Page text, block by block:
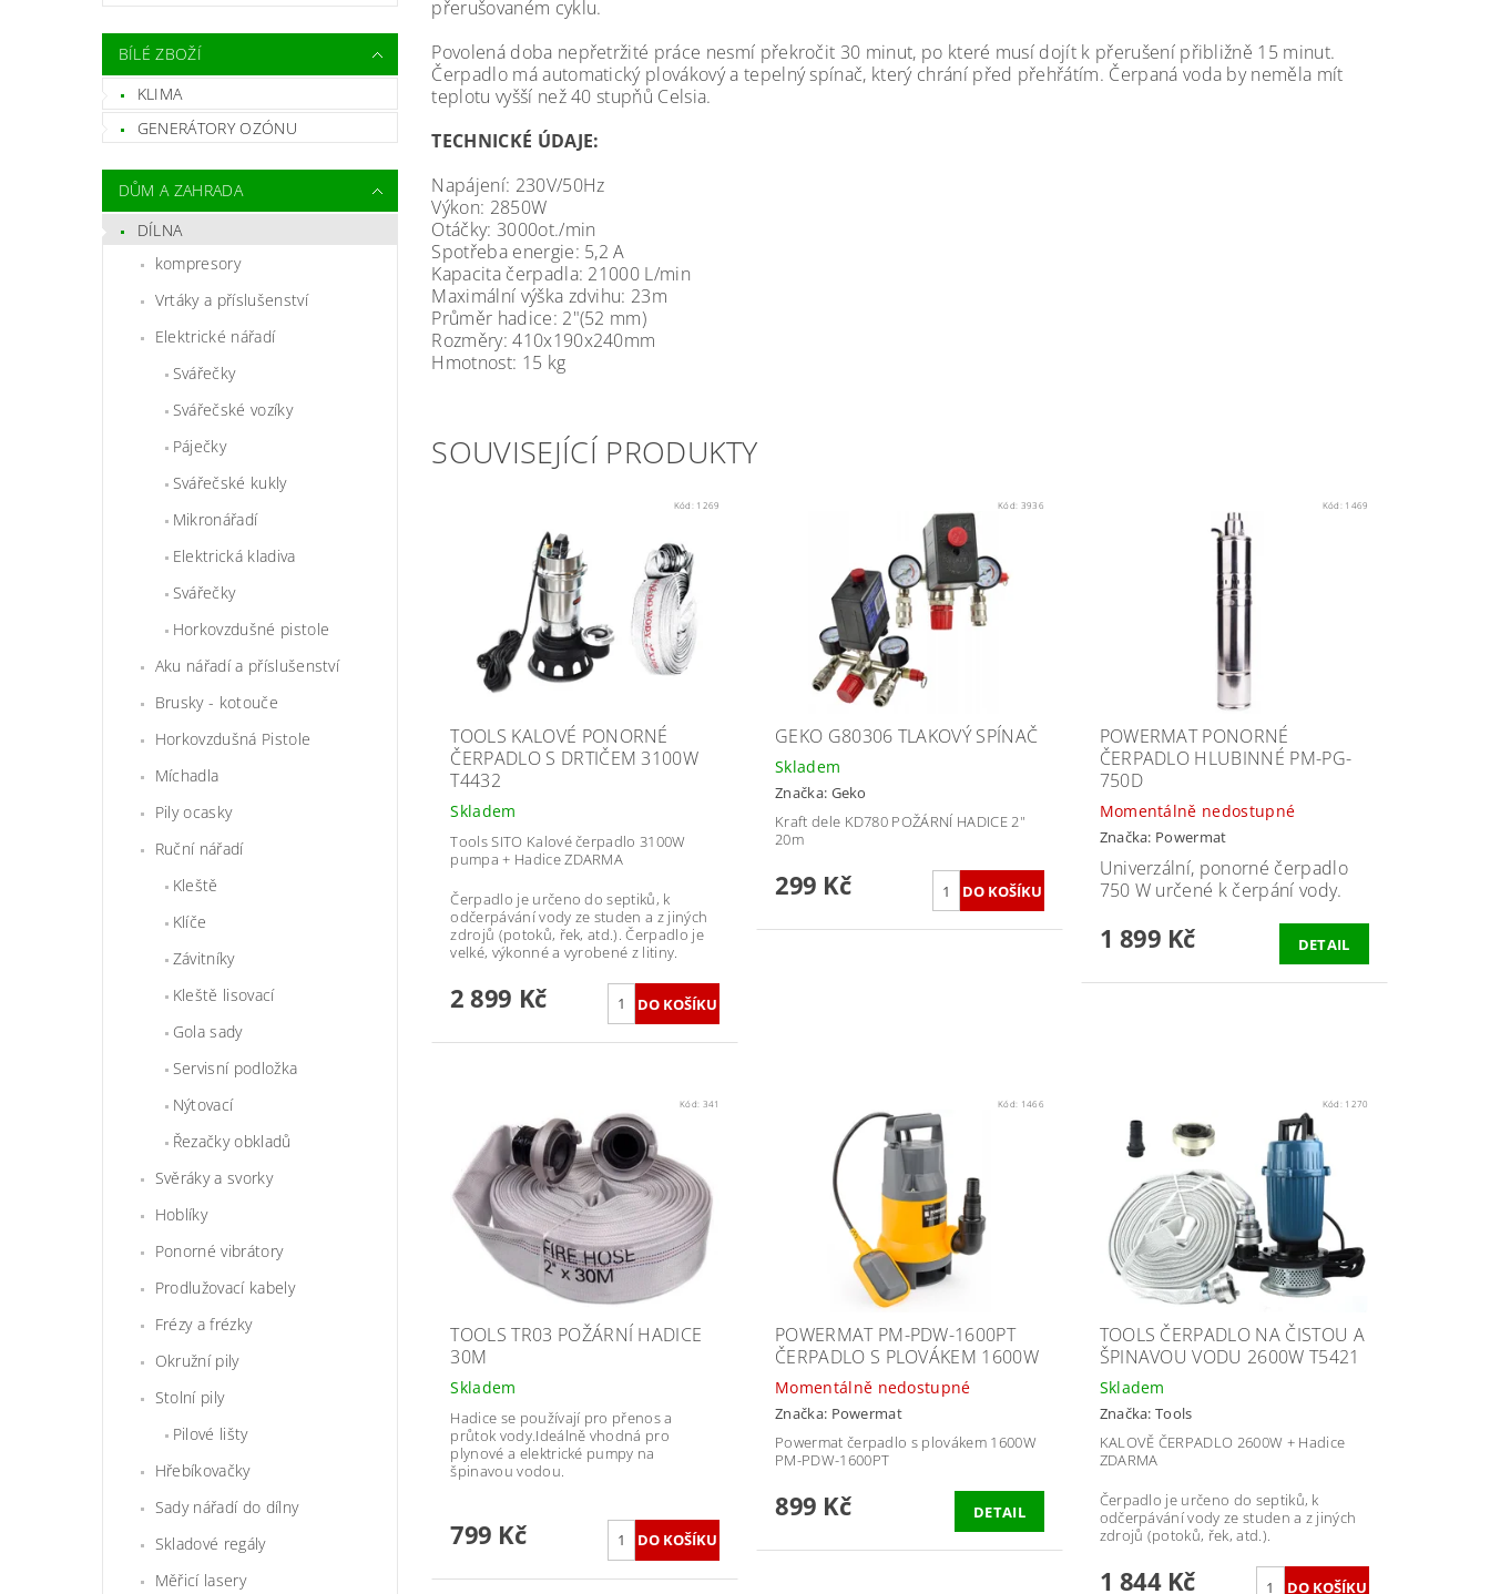
BÍLÉ ZBOŽÍ
KLIMA
GENERÁTORY OZÓNU
DŮM A ZAHRADA
DÍLNA
kompresory
Vrtáky a příslušenství
Elektrické nářadí
Svářečky
Svářečské vozíky
Páječky
Svářečské kukly
Mikronářadí
Elektrická kladiva
Svářečky
Horkovzdušné pistole
Aku nářadí a příslušenství
Brusky - kotouče
Horkovzdušná Pistole
Míchadla
Pily ocasky
Ruční nářadí
Kleště
Klíče
Závitníky
Kleště lisovací
Gola sady
Servisní podložka
Nýtovací
Řezačky obkladů
Svěráky a svorky
Hoblíky
Ponorné vibrátory
Prodlužovací kabely
Frézy a frézky
Okružní pily
Stolní pily
Pilové lišty
Hřebíkovačky
Sady nářadí do dílny
Skladové regály
Měřicí lasery
přerušovaném cyklu.
Povolená doba nepřetržité práce nesmí překročit 30 minut, po které musí dojít k přerušení přibližně 15 minut.
Čerpadlo má automatický plovákový a tepelný spínač, který chrání před přehřátím. Čerpaná voda by neměla mít
teplotu vyšší než 40 stupňů Celsia.
TECHNICKÉ ÚDAJE:
Napájení: 230V/50Hz
Výkon: 2850W
Otáčky: 3000ot./min
Spotřeba energie: 5,2 A
Kapacita čerpadla: 21000 L/min
Maximální výška zdvihu: 23m
Průměr hadice: 2"(52 mm)
Rozměry: 410x190x240mm
Hmotnost: 15 kg
SOUVISEJÍCÍ PRODUKTY
Kód: 1269
TOOLS KALOVÉ PONORNÉ
ČERPADLO S DRTIČEM 3100W
T4432
Skladem
Tools SITO Kalové čerpadlo 3100W
pumpa + Hadice ZDARMA
Čerpadlo je určeno do septiků, k
odčerpávání vody ze studen a z jiných
zdrojů (potoků, řek, atd.). Čerpadlo je
velké, výkonné a vyrobené z litiny.
2 899 Kč
Kód: 3936
GEKO G80306 TLAKOVÝ SPÍNAČ
Skladem
Značka: Geko
Kraft dele KD780 POŽÁRNÍ HADICE 2"
20m
299 Kč
Kód: 1469
POWERMAT PONORNÉ
ČERPADLO HLUBINNÉ PM-PG-
750D
Momentálně nedostupné
Značka: Powermat
Univerzální, ponorné čerpadlo
750 W určené k čerpání vody.
1 899 Kč DETAIL
Kód: 341
TOOLS TR03 POŽÁRNÍ HADICE
30M
Skladem
Hadice se používají pro přenos a
průtok vody.Ideálně vhodná pro
plynové a elektrické pumpy na
špinavou vodou.
799 Kč
Kód: 1466
POWERMAT PM-PDW-1600PT
ČERPADLO S PLOVÁKEM 1600W
Momentálně nedostupné
Značka: Powermat
Powermat čerpadlo s plovákem 1600W
PM-PDW-1600PT
899 Kč DETAIL
Kód: 1270
TOOLS ČERPADLO NA ČISTOU A
ŠPINAVOU VODU 2600W T5421
Skladem
Značka:Tools
KALOVĚ ČERPADLO 2600W + Hadice
ZDARMA
Čerpadlo je určeno do septiků, k
odčerpávání vody ze studen a z jiných
zdrojů (potoků, řek, atd.).
1 844 Kč